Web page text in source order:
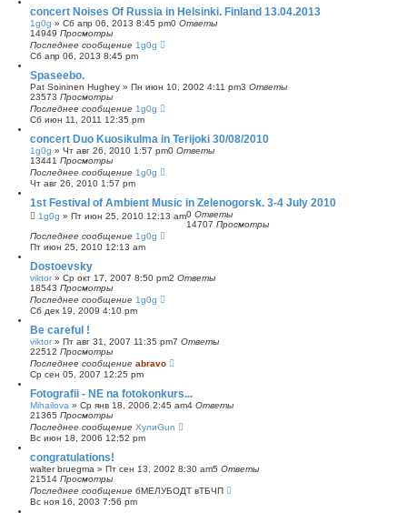
с
к
concert Noises Of Russia in Helsinki. Finland 13.04.2013
1g0g » Сб апр 06, 2013 8:45 pm0 Ответы
14949 Просмотры
Последнее сообщение 1g0g
Сб апр 06, 2013 8:45 pm
Spaseebo.
Pat Soininen Hughey » Пн июн 10, 2002 4:11 pm3 Ответы
23573 Просмотры
Последнее сообщение 1g0g
Сб июн 11, 2011 12:35 pm
concert Duo Kuosikulma in Terijoki 30/08/2010
1g0g » Чт авг 26, 2010 1:57 pm0 Ответы
13441 Просмотры
Последнее сообщение 1g0g
Чт авг 26, 2010 1:57 pm
1st Festival of Ambient Music in Zelenogorsk. 3-4 July 2010
1g0g » Пт июн 25, 2010 12:13 am0 Ответы
14707 Просмотры
Последнее сообщение 1g0g
Пт июн 25, 2010 12:13 am
Dostoevsky
viktor» Ср окт 17, 2007 8:50 pm2 Ответы
18543 Просмотры
Последнее сообщение 1g0g
Сб дек 19, 2009 4:10 pm
Be careful !
viktor» Пт авг 31, 2007 11:35 pm7 Ответы
22512 Просмотры
Последнее сообщение abravo
Ср сен 05, 2007 12:25 pm
Fotografii - NE na fotokonkurs...
Mihailova » Ср янв 18, 2006 2:45 am4 Ответы
21365 Просмотры
Последнее сообщение ХулиGun
Вс июн 18, 2006 12:52 pm
congratulations!
walter bruegma » Пт сен 13, 2002 8:30 am5 Ответы
21514 Просмотры
Последнее сообщение бМЕЛУБОДТ вТБЧП
Вс ноя 16, 2003 7:56 pm